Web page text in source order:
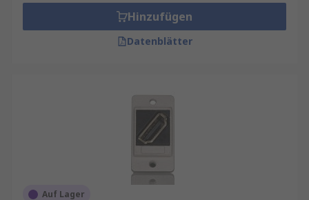
Hinzufügen
Datenblätter
Auf Lager